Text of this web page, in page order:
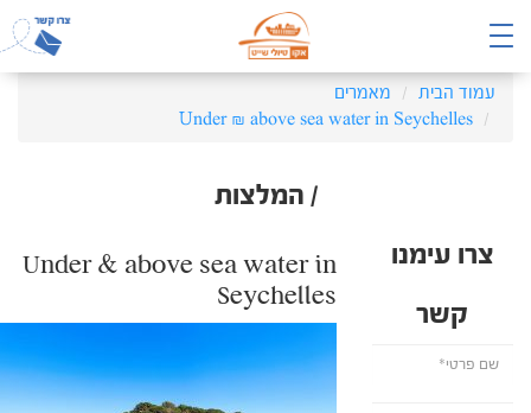
עמוד הבית
מאמרים
Under & above sea water in Seychelles
/ המלצות
צרו עימנו
קשר
Under & above sea water in
Seychelles